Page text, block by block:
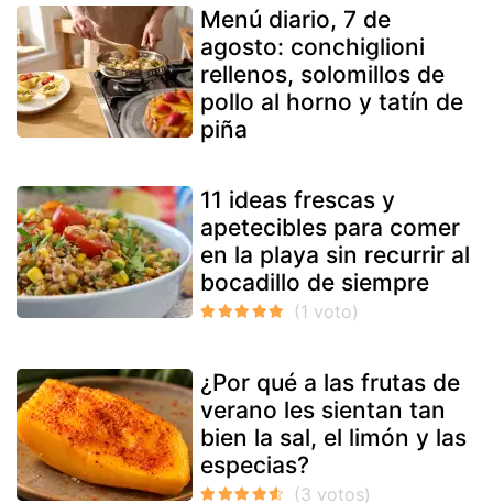
Menú diario, 7 de
agosto: conchiglioni
rellenos, solomillos de
pollo al horno y tatín de
piña
11 ideas frescas y
apetecibles para comer
en la playa sin recurrir al
bocadillo de siempre
¿Por qué a las frutas de
verano les sientan tan
bien la sal, el limón y las
especias?